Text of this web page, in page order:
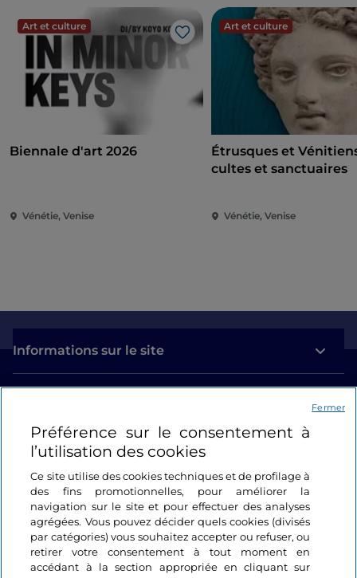
Art et culture
J’aime
Biennale d'art 2026
Vénétie, Venise
Art et culture
Étrusques et
cultes et sanctuaires
Vénétie, Venise
Informations sur le site
Se connecter
Suivez-nous
Préférence sur le consentement à
l’utilisation des cookies
Ce site utilise des cookies techniques et de profilage à
des fins promotionnelles, pour améliorer la
navigation sur le site et pour effectuer des analyses
agrégées. Vous pouvez décider quels cookies (divisés
par catégories) vous souhaitez accepter ou refuser, ou
retirer votre consentement à tout moment en
accédant à la section appropriée en cliquant sur
Fermer